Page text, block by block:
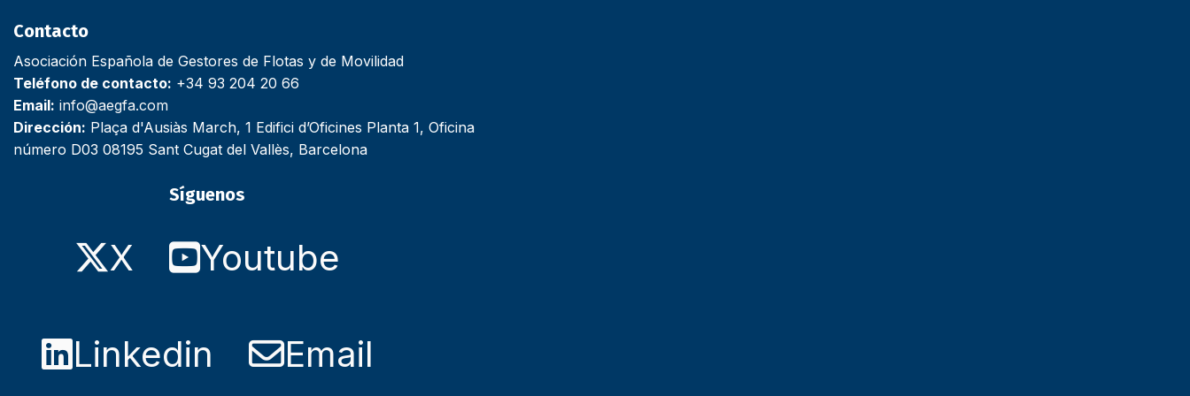
Contacto
Asociación Española de Gestores de Flotas y de Movilidad
Teléfono de contacto: +34 93 204 20 66
Email: info@aegfa.com
Dirección: Plaça d'Ausiàs March, 1 Edifici d’Oficines Planta 1, Oficina
número D03 08195 Sant Cugat del Vallès, Barcelona
Síguenos
X Youtube
Linkedin Email